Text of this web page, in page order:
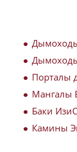
Порталы
Мангалы
Баки
Камины